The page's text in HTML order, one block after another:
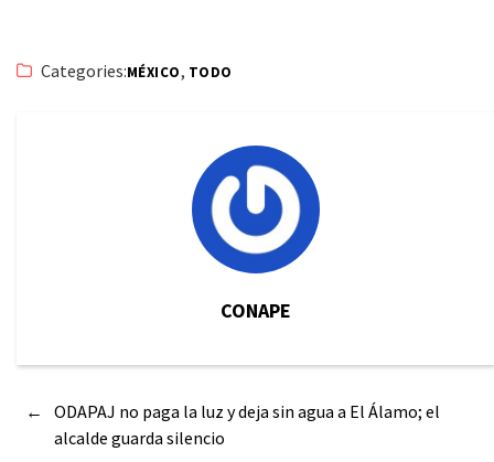
Categories:MÉXICO, TODO
CONAPE
←
ODAPAJ no paga la luz y deja sin agua a El Álamo; el
alcalde guarda silencio